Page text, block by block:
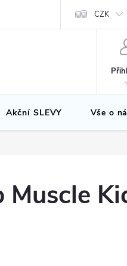
CZK
Akční SLEVY Vše o
Muscle